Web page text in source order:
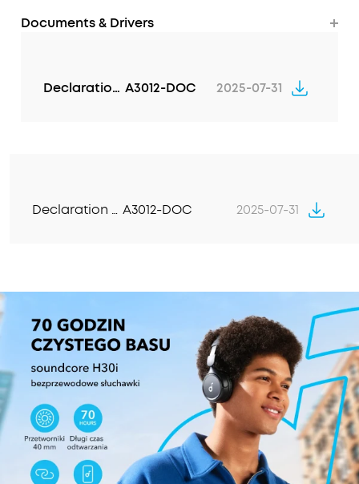
Documents & Drivers
Declaration of Conformity A3012-DOC 2025-07-31
Declaration of Conformity A3012-DOC 2025-07-31